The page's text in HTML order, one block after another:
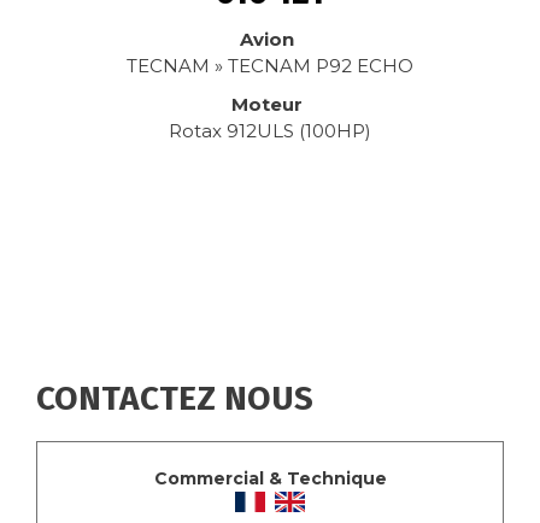
Avion
TECNAM » TECNAM P92 ECHO
Moteur
Rotax 912ULS (100HP)
CONTACTEZ NOUS
Commercial & Technique